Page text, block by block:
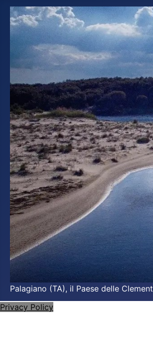
Palagiano (TA), il Paese delle
Privacy Policy